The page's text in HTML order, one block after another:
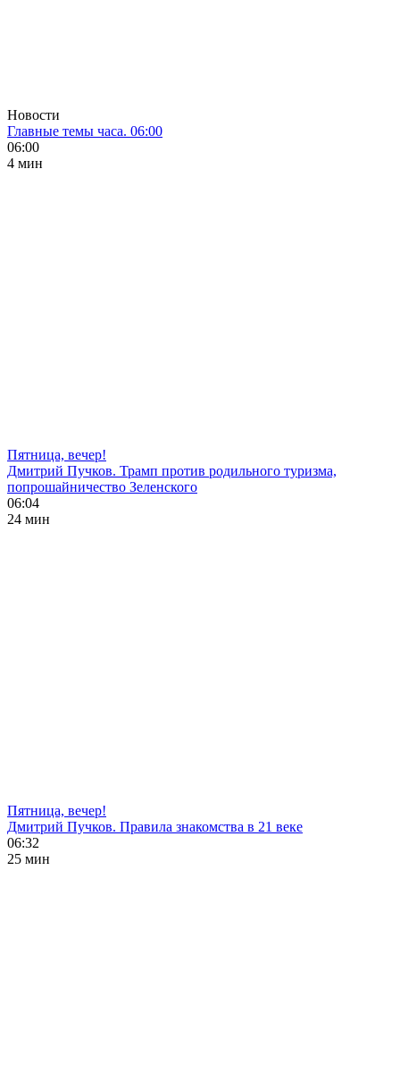
Новости
Главные темы часа. 06:00
06:00
4 мин
Пятница, вечер!
Дмитрий Пучков. Трамп против родильного туризма,
попрошайничество Зеленского
06:04
24 мин
Пятница, вечер!
Дмитрий Пучков. Правила знакомства в 21 веке
06:32
25 мин